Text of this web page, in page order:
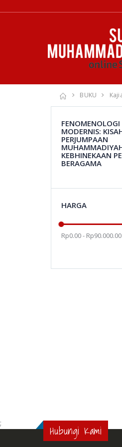
BUKU
FENOMENOLOGI
MODERNIS:
PERJUMPAAN
KEBHINEKAAN
BERAGAMA
HARGA
Rp0.00 - Rp90.000.00
; Hubungi Kami